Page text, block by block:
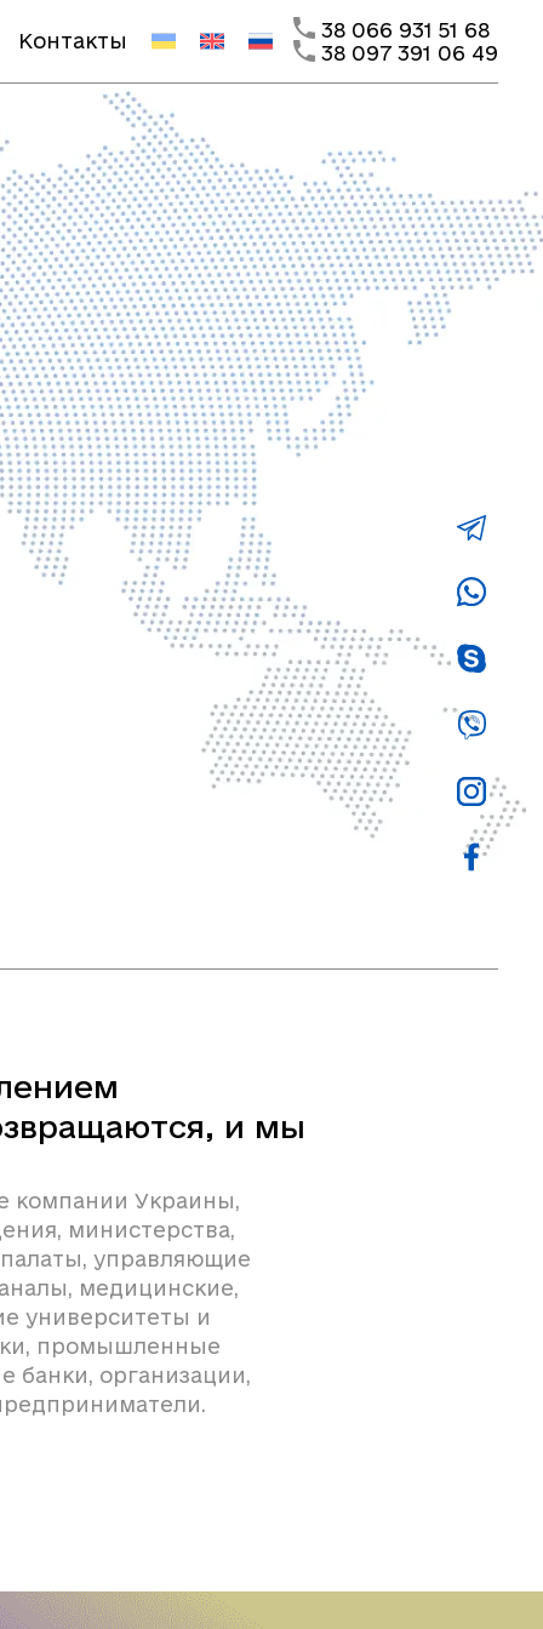
Контакты
38 066 931 51 68
38 097 391 06 49
и мы
компании Украины,
министерства,
управляющие
медицинские,
университеты и
промышленные
банки, организации,